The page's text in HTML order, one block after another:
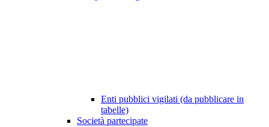
Enti pubblici vigilati (da pubblicare in
tabelle)
Società partecipate